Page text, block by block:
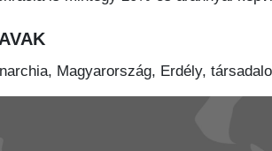
Magyarország, Erdély,